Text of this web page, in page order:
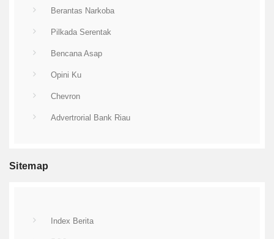
Berantas Narkoba
Pilkada Serentak
Bencana Asap
Opini Ku
Chevron
Advertrorial Bank Riau
Sitemap
Index Berita